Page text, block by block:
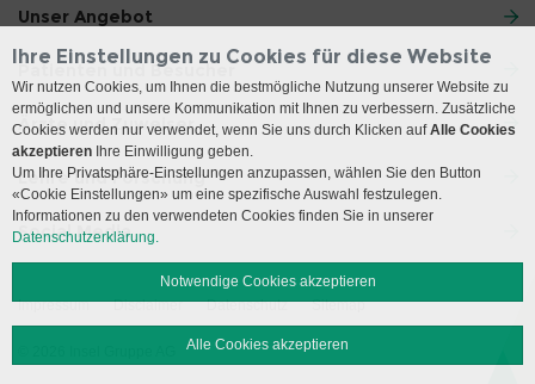
Unser Angebot
Patienten und Besucher
Ärzte und Zuweiser
Lehre und Forschung
Social Media
Impressum Disclaimer Datenschutz Sitemap
Ihre Einstellungen zu Cookies für diese Website
Wir nutzen Cookies, um Ihnen die bestmögliche Nutzung unserer Website zu
ermöglichen und unsere Kommunikation mit Ihnen zu verbessern. Zusätzliche
Cookies werden nur verwendet, wenn Sie uns durch Klicken aufAlle Cookies
akzeptieren Ihre Einwilligung geben.
Um Ihre Privatsphäre-Einstellungen anzupassen, wählen Sie den Button
«Cookie Einstellungen» um eine spezifische Auswahl festzulegen.
Informationen zu den verwendeten Cookies finden Sie in unserer
Datenschutzerklärung.
Notwendige Cookies akzeptieren
Alle Cookies akzeptieren